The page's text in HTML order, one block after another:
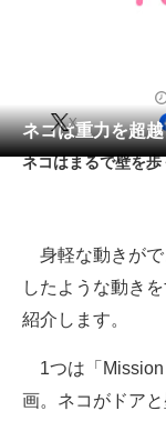
会員記事
ITの今と未来を見
スマホと通信の最
進化するPCとデ
好きが集まる 比
ネコは重力を超
X
ネコはまるで壁を歩
身軽な動きがで
したような動き
紹介します。
1つは「Mission
画。ネコがドア